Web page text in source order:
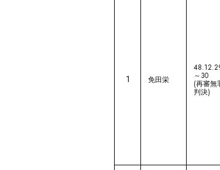
1 免田栄 ～30
(再審無
判決)